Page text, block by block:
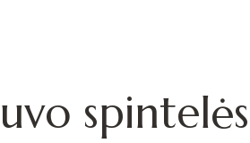
spintelės